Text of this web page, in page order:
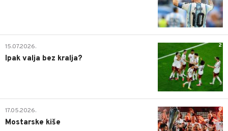
2
15.07.2026.
Ipak valja bez kralja?
0
17.05.2026.
Mostarske kiše